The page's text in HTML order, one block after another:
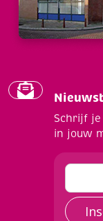
Schrijf
in jouw